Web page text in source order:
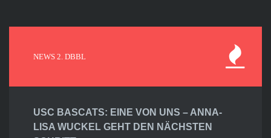
NEWS 2. DBBL
USC BASCATS: EINE VON UNS – ANNA-
LISA WUCKEL GEHT DEN NÄCHSTEN